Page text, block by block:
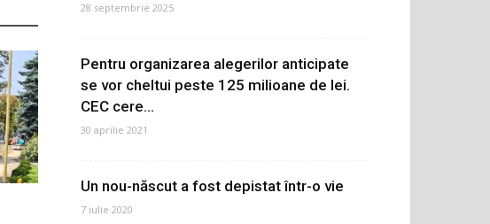
28 septembrie 2025
Pentru organizarea alegerilor anticipate
se vor cheltui peste 125 milioane de lei.
CEC cere...
30 aprilie 2021
Un nou-născut a fost depistat într-o vie
7 iulie 2020